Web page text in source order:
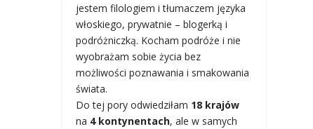
jestem filologiem i tłumaczem języka
włoskiego, prywatnie – blogerką i
podróżniczką. Kocham podróże i nie
wyobrażam sobie życia bez
możliwości poznawania i smakowania
świata.
Do tej pory odwiedziłam 18 krajów
na 4 kontynentach, ale w samych